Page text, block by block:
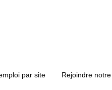
par site Rejoindre